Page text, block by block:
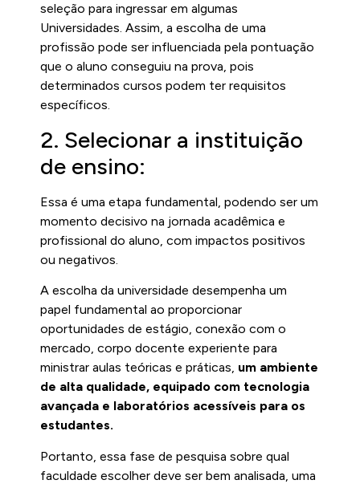
seleção para ingressar em algumas
Universidades. Assim, a escolha de uma
profissão pode ser influenciada pela pontuação
que o aluno conseguiu na prova, pois
determinados cursos podem ter requisitos
específicos.
2. Selecionar a instituição
de ensino:
Essa é uma etapa fundamental, podendo ser um
momento decisivo na jornada acadêmica e
profissional do aluno, com impactos positivos
ou negativos.
A escolha da universidade desempenha um
papel fundamental ao proporcionar
oportunidades de estágio, conexão com o
mercado, corpo docente experiente para
ministrar aulas teóricas e práticas, um ambiente
de alta qualidade, equipado com tecnologia
avançada e laboratórios acessíveis para os
estudantes.
Portanto, essa fase de pesquisa sobre qual
faculdade escolher deve ser bem analisada, uma